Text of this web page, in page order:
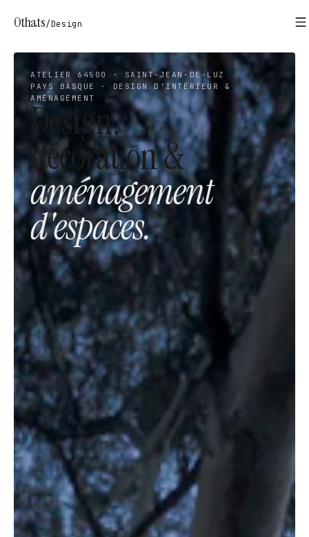
Othats/Design
ATELIER 64500 · SAINT-JEAN-DE-LUZ
PAYS BASQUE · DESIGN D'INTÉRIEUR &
AMÉNAGEMENT
Design,
décoration &
aménagement
d'espaces.